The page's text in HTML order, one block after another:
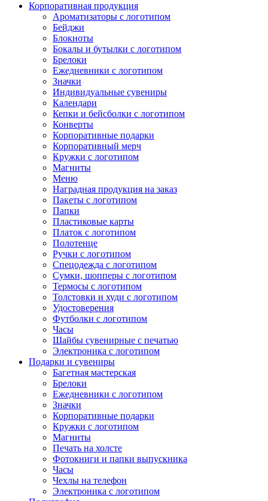
Корпоративная продукция
Ароматизаторы с логотипом
Бейджи
Блокноты
Бокалы и бутылки с логотипом
Брелоки
Ежедневники с логотипом
Значки
Индивидуальные сувениры
Календари
Кепки и бейсболки с логотипом
Конверты
Корпоративные подарки
Корпоративный мерч
Кружки с логотипом
Магниты
Меню
Наградная продукция на заказ
Пакеты с логотипом
Папки
Пластиковые карты
Платок с логотипом
Полотенце
Ручки с логотипом
Спецодежда с логотипом
Сумки, шопперы с логотипом
Термосы с логотипом
Толстовки и худи с логотипом
Удостоверения
Футболки с логотипом
Часы
Шайбы сувенирные с печатью
Электроника с логотипом
Подарки и сувениры
Багетная мастерская
Брелоки
Ежедневники с логотипом
Значки
Корпоративные подарки
Кружки с логотипом
Магниты
Печать на холсте
Фотокниги и папки выпускника
Часы
Чехлы на телефон
Электроника с логотипом